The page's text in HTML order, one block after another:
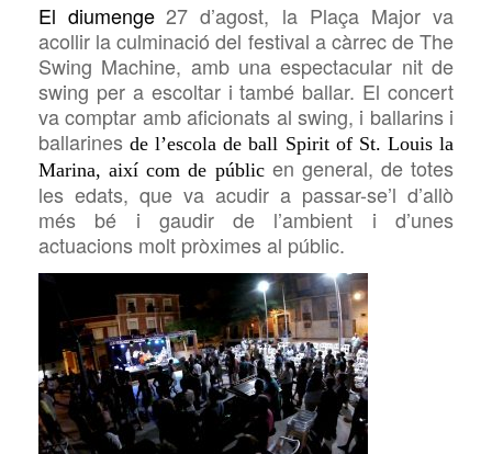
El diumenge 27 d’agost, la Plaça Major va
acollir la culminació del festival a càrrec de The
Swing Machine, amb una espectacular nit de
swing per a escoltar i també ballar. El concert
va comptar amb aficionats al swing, i ballarins i
ballarinesde l’escola de ball Spirit of St. Louis la
Marina, així com de públicen general, de totes
les edats, que va acudir a passar-se’l d’allò
més bé i gaudir de l’ambient i d’unes
actuacions molt pròximes al públic.